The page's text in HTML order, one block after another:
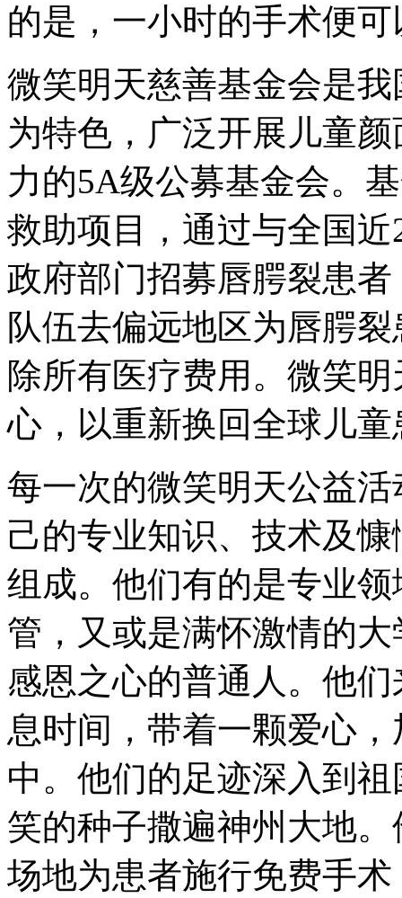
的是，一小时的手术便
微笑明天慈善基金会是
为特色，广泛开展儿童
力的5A级公募基金会。
救助项目，通过与全国
政府部门招募唇腭裂患
队伍去偏远地区为唇腭
除所有医疗费用。微笑
心，以重新换回全球儿
每一次的微笑明天公益
己的专业知识、技术及
组成。他们有的是专业
管，又或是满怀激情的
感恩之心的普通人。他
息时间，带着一颗爱心
中。他们的足迹深入到
笑的种子撒遍神州大地
场地为患者施行免费手